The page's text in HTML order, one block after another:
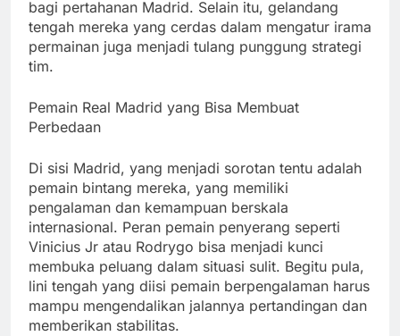
bagi pertahanan Madrid. Selain itu, gelandang
tengah mereka yang cerdas dalam mengatur irama
permainan juga menjadi tulang punggung strategi
tim.
Pemain Real Madrid yang Bisa Membuat
Perbedaan
Di sisi Madrid, yang menjadi sorotan tentu adalah
pemain bintang mereka, yang memiliki
pengalaman dan kemampuan berskala
internasional. Peran pemain penyerang seperti
Vinicius Jr atau Rodrygo bisa menjadi kunci
membuka peluang dalam situasi sulit. Begitu pula,
lini tengah yang diisi pemain berpengalaman harus
mampu mengendalikan jalannya pertandingan dan
memberikan stabilitas.